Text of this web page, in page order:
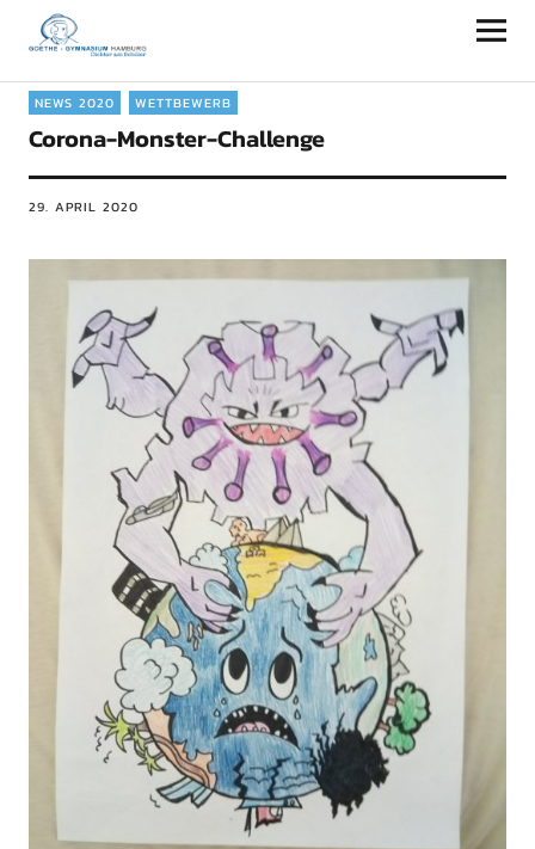
Goethe-Gymnasium Hamburg
NEWS 2020 WETTBEWERB
Corona-Monster-Challenge
29. APRIL 2020